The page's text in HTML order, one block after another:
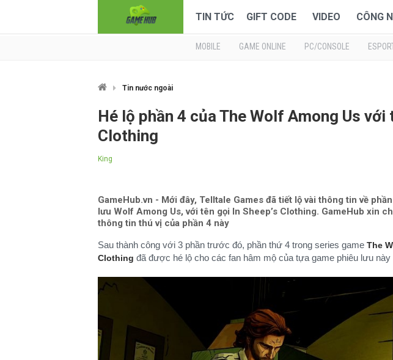
TIN TỨC GIFT CODE VIDEO CÔNG
MOBILE GAME ONLINE PC/CONSOLE
Tin nước ngoài
Hé lộ phần 4 của The Wolf Among Us với
Clothing
King
GameHub.vn - Mới đây, Telltale Games đã tiết lộ vài thông tin về
lưu Wolf Among Us, với tên gọi In Sheep’s Clothing. GameHub xin
thông tin thú vị của phần 4 này
Sau thành công với 3 phần trước đó, phần thứ 4 trong series game The
Clothing đã được hé lộ cho các fan hâm mộ của tựa game phiêu lưu này